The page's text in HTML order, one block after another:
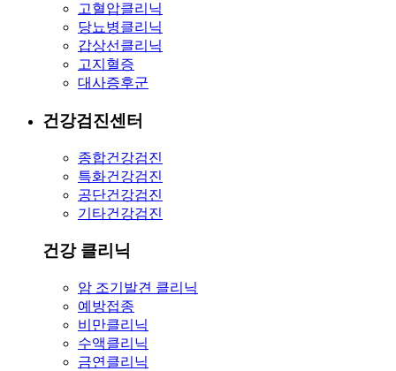
고혈압클리닉
당뇨병클리닉
갑상선클리닉
고지혈증
대사증후군
건강검진센터
종합건강검진
특화건강검진
공단건강검진
기타건강검진
건강 클리닉
암 조기발견 클리닉
예방접종
비만클리닉
수액클리닉
금연클리닉